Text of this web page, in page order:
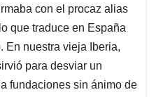
con el procaz alias
que traduce en España
En nuestra vieja Iberia,
para desviar un
fundaciones sin ánimo de